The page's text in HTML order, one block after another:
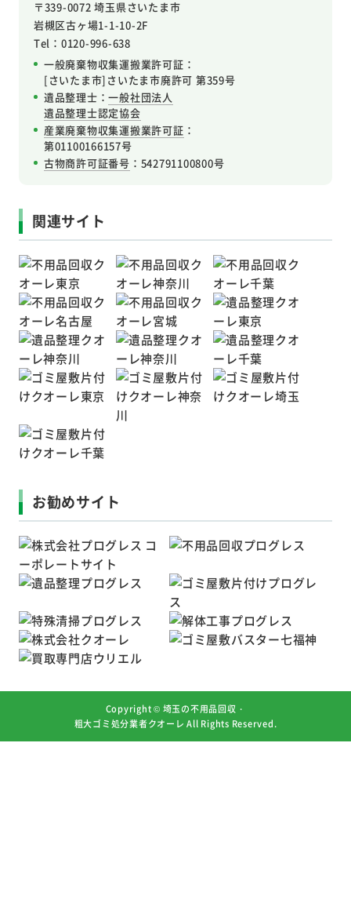
〒339-0072 埼玉県さいたま市
岩槻区古ヶ場1-1-10-2F
Tel：0120-996-638
一般廃棄物収集運搬業許可証：
[さいたま市]さいたま市廃許可 第359号
遺品整理士：一般社団法人
遺品整理士認定協会
産業廃棄物収集運搬業許可証 ：
第01100166157号
古物商許可証番号 ：542791100800号
関連サイト
お勧めサイト
Copyright © 埼玉の不用品回収・
粗大ゴミ処分業者クオーレ All Rights Reserved.